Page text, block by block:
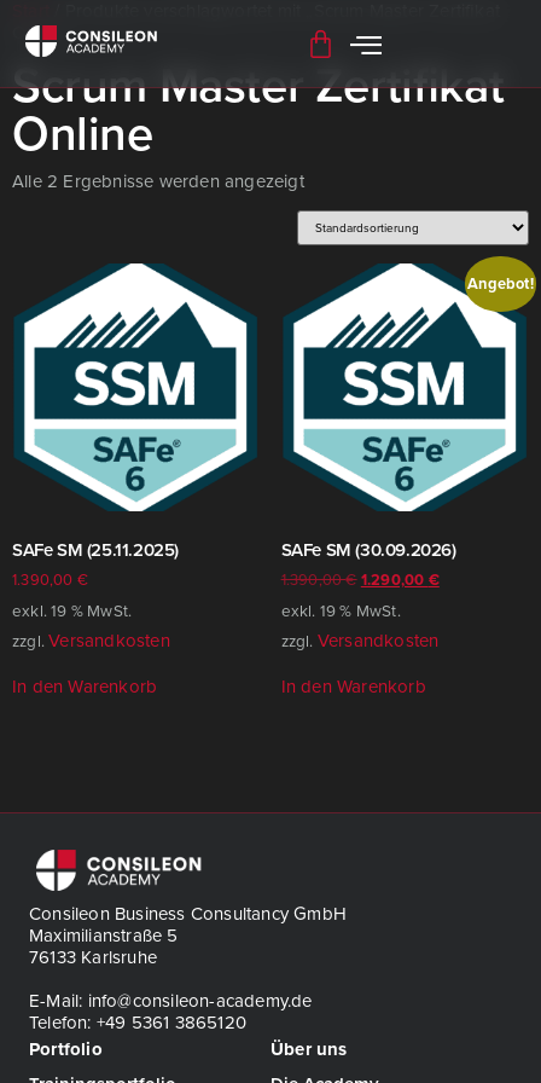
Online“
Scrum Master Zertifikat
Online
Alle 2 Ergebnisse werden angezeigt
SAFe SM (25.11.2025)
1.390,00 €
exkl. 19 % MwSt.
zzgl.Versandkosten
In den Warenkorb
Angebot!
SAFe SM (30.09.2026)
1.390,00€1.290,00 €
exkl. 19 % MwSt.
zzgl. Versandkosten
In den Warenkorb
Consileon Business Consultancy GmbH
Maximilianstraße 5
76133 Karlsruhe
E-Mail: info@consileon-academy.de
Telefon: +49 5361 3865120
Portfolio
Über uns